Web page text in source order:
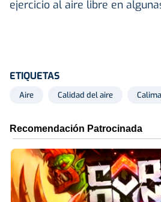
ejercicio al aire libre en
ETIQUETAS
Aire Calidad del aire Calima